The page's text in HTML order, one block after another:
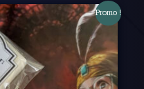
Promo !